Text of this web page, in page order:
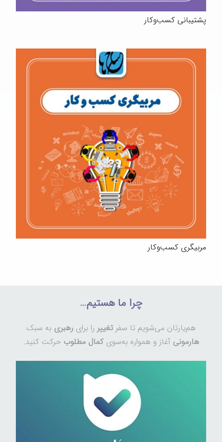
پشتیبانی کسب‌وکار
مربیگری کسب‌وکار
چرا ما هستیم…
هم‌یارتان می‌شویم تا سفر تغییر را برای رهبری به سبک
هارمونی آغاز و همواره به‌سوی کمال مطلوب حرکت کنید.